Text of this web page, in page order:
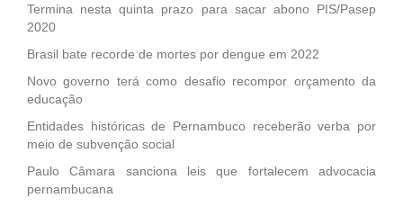
Termina nesta quinta prazo para sacar abono PIS/Pasep
2020
Brasil bate recorde de mortes por dengue em 2022
Novo governo terá como desafio recompor orçamento da
educação
Entidades históricas de Pernambuco receberão verba por
meio de subvenção social
Paulo Câmara sanciona leis que fortalecem advocacia
pernambucana